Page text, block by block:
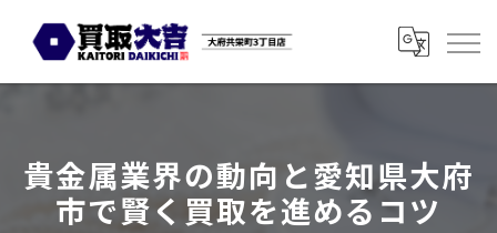
貴金属業界の動向と愛知県大府
市で賢く買取を進めるコツ